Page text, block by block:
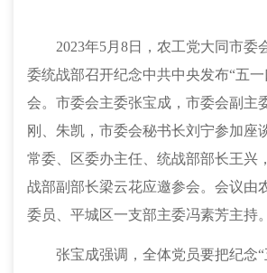
2023年5月8日，农工党大同市委
委统战部召开纪念中共中央发布“五一
会。市委会主委张宝成，市委会副主
刚、朱凯，市委会秘书长刘宁参加座
常委、区委办主任、统战部部长王兴
战部副部长梁云花应邀参会。会议由
委员、平城区一支部主委冯素芳主持。
张宝成强调，全体党员要把纪念